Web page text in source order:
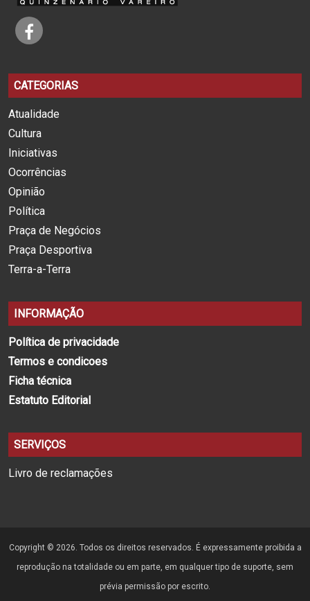
CATEGORIAS
Atualidade
Cultura
Iniciativas
Ocorrências
Opinião
Política
Praça de Negócios
Praça Desportiva
Terra-a-Terra
INFORMAÇÃO
Política de privacidade
Termos e condicoes
Ficha técnica
Estatuto Editorial
SERVIÇOS
Livro de reclamações
Copyright © 2026. Todos os direitos reservados. É expressamente proibida a
reprodução na totalidade ou em parte, em qualquer tipo de suporte, sem
prévia permissão por escrito.